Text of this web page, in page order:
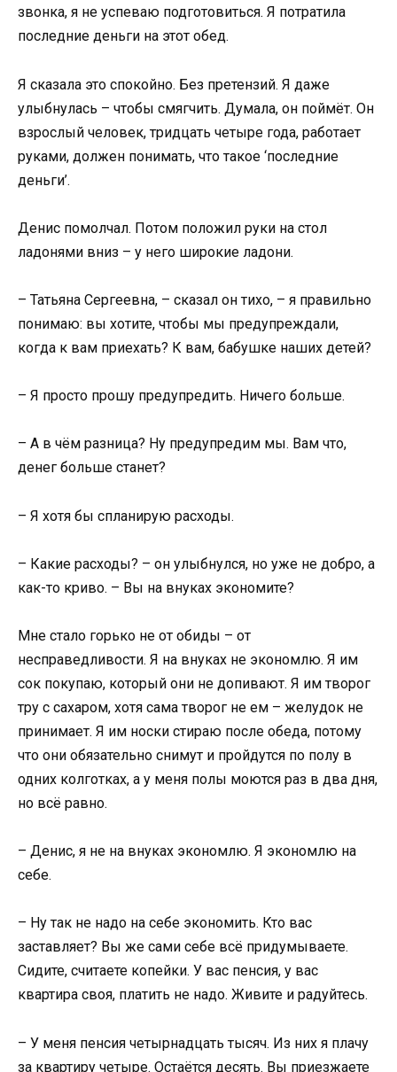
звонка, я не успеваю подготовиться. Я потратила
последние деньги на этот обед.
Я сказала это спокойно. Без претензий. Я даже
улыбнулась – чтобы смягчить. Думала, он поймёт. Он
взрослый человек, тридцать четыре года, работает
руками, должен понимать, что такое ‘последние
деньги’.
Денис помолчал. Потом положил руки на стол
ладонями вниз – у него широкие ладони.
– Татьяна Сергеевна, – сказал он тихо, – я правильно
понимаю: вы хотите, чтобы мы предупреждали,
когда к вам приехать? К вам, бабушке наших детей?
– Я просто прошу предупредить. Ничего больше.
– А в чём разница? Ну предупредим мы. Вам что,
денег больше станет?
– Я хотя бы спланирую расходы.
– Какие расходы? – он улыбнулся, но уже не добро, а
как-то криво. – Вы на внуках экономите?
Мне стало горько не от обиды – от
несправедливости. Я на внуках не экономлю. Я им
сок покупаю, который они не допивают. Я им творог
тру с сахаром, хотя сама творог не ем – желудок не
принимает. Я им носки стираю после обеда, потому
что они обязательно снимут и пройдутся по полу в
одних колготках, а у меня полы моются раз в два дня,
но всё равно.
– Денис, я не на внуках экономлю. Я экономлю на
себе.
– Ну так не надо на себе экономить. Кто вас
заставляет? Вы же сами себе всё придумываете.
Сидите, считаете копейки. У вас пенсия, у вас
квартира своя, платить не надо. Живите и радуйтесь.
– У меня пенсия четырнадцать тысяч. Из них я плачу
за квартиру четыре. Остаётся десять. Вы приезжаете